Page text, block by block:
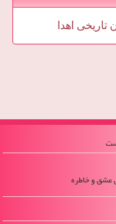
تاریخی اهدا
عشق و خاطره